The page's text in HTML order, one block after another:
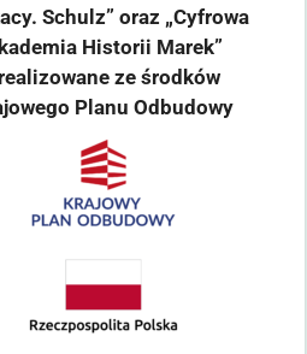
Schulz” oraz „Cyfrowa
Historii Marek”
ze środków
Planu Odbudowy